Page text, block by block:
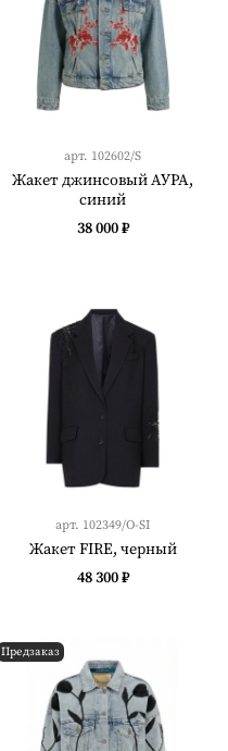
арт. 102602/S
Жакет джинсовый АУРА,
синий
38 000 ₽
арт. 102349/O-SI
Жакет FIRE, черный
48 300 ₽
Предзаказ